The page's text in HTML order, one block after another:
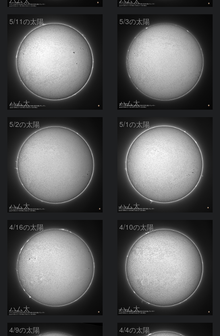
5/11の太陽
ハム太
5/3の太陽
ハム太
5/2の太陽
ハム太
5/1の太陽
ハム太
4/16の太陽
ハム太
4/10の太陽
ハム太
4/9の太陽 4/4の太陽